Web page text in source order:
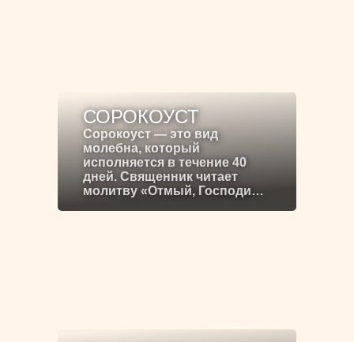
СОРОКОУСТ
Сорокоуст — это вид
молебна, который
исполняется в течение 40
дней. Священник читает
молитву «Отмый, Господи…